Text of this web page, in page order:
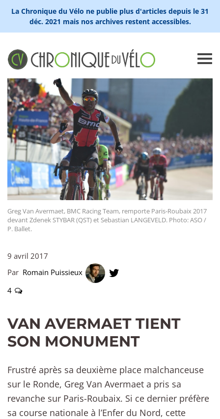
La Chronique du Vélo ne publie plus d'articles depuis le 31
déc. 2021 mais nos archives restent accessibles.
Greg Van Avermaet, BMC Racing Team, remporte Paris-Roubaix 2017
devant Zdenek STYBAR (QST) et Sebastian LANGEVELD. Photo: ASO /
P. Ballet.
9 avril 2017
Par Romain Puissieux
4
VAN AVERMAET TIENT
SON MONUMENT
Frustré après sa deuxième place malchanceuse
sur le Ronde, Greg Van Avermaet a pris sa
revanche sur Paris-Roubaix. Si ce dernier préfère
sa course nationale à l’Enfer du Nord, cette